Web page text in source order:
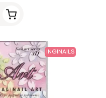
INGINAILS